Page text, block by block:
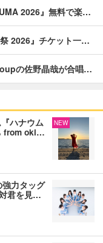
2026』無料で楽…
2026』チケット一…
の佐野晶哉が合唱…
ハナウム
from oki…
NEW
力タッグ
君を見…